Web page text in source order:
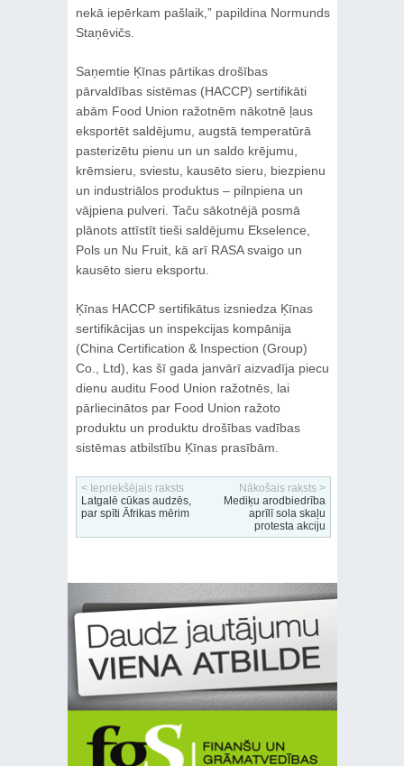
nekā iepērkam pašlaik,” papildina Normunds
Staņēvičs.
Saņemtie Ķīnas pārtikas drošības
pārvaldības sistēmas (HACCP) sertifikāti
abām Food Union ražotnēm nākotnē ļaus
eksportēt saldējumu, augstā temperatūrā
pasterizētu pienu un un saldo krējumu,
krēmsieru, sviestu, kausēto sieru, biezpienu
un industriālos produktus – pilnpiena un
vājpiena pulveri. Taču sākotnējā posmā
plānots attīstīt tieši saldējumu Ekselence,
Pols un Nu Fruit, kā arī RASA svaigo un
kausēto sieru eksportu.
Ķīnas HACCP sertifikātus izsniedza Ķīnas
sertifikācijas un inspekcijas kompānija
(China Certification & Inspection (Group)
Co., Ltd), kas šī gada janvārī aizvadīja piecu
dienu auditu Food Union ražotnēs, lai
pārliecinātos par Food Union ražoto
produktu un produktu drošības vadības
sistēmas atbilstību Ķīnas prasībām.
< Iepriekšējais raksts
Latgalē cūkas audzēs,
par spīti Āfrikas mērim
Nākošais raksts >
Mediķu arodbiedrība
aprīlī sola skaļu
protesta akciju